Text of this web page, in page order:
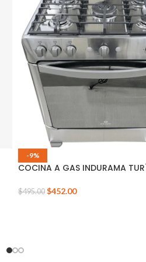
-9%
COCINA A GAS INDURAMA
$495.00 $452.00